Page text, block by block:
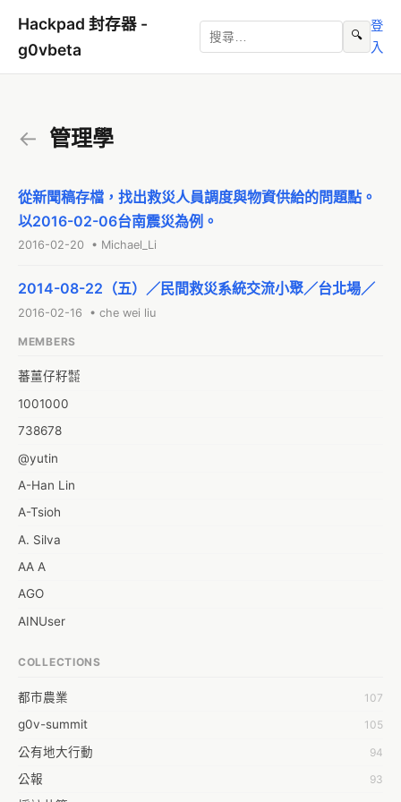
Hackpad 封存器 -
g0vbeta
🔍
登
入
← 管理學
從新聞稿存檔，找出救災人員調度與物資供給的問題點。
以2016-02-06台南震災為例。
2016-02-20 • Michael_Li
2014-08-22（五）／民間救災系統交流小聚／台北場／
2016-02-16 • che wei liu
MEMBERS
蕃薑仔籽㍿
1001000
738678
@yutin
A-Han Lin
A-Tsioh
A. Silva
AA A
AGO
AINUser
Aaron Chen
Abby Chen
Abby Wu
Achernar Tseng
COLLECTIONS
都市農業 107
g0v-summit 105
公有地大行動 94
公報 93